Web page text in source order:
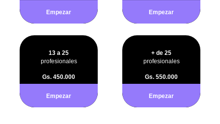
Empezar Empezar
13 a 25
profesionales
Gs. 450.000
Empezar
+ de 25
profesionales
Gs. 550.000
Empezar